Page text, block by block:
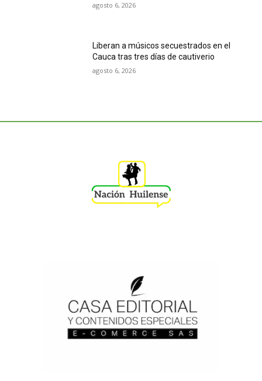
agosto 6, 2026
Liberan a músicos secuestrados en el
Cauca tras tres días de cautiverio
agosto 6, 2026